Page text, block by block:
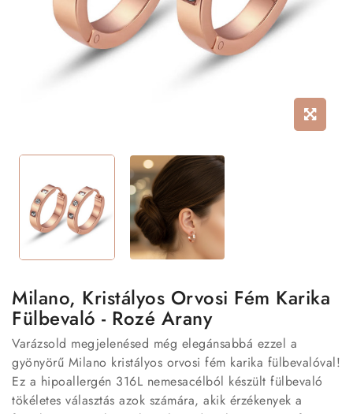
Milano, Kristályos Orvosi Fém Karika
Fülbevaló - Rozé Arany
Varázsold megjelenésed még elegánsabbá ezzel a
gyönyörű Milano kristályos orvosi fém karika fülbevalóval!
Ez a hipoallergén 316L nemesacélból készült fülbevaló
tökéletes választás azok számára, akik érzékenyek a